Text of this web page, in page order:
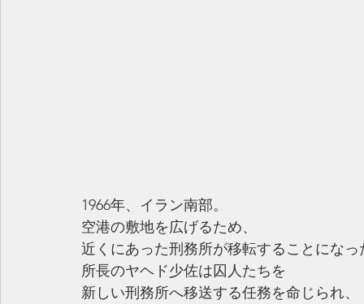
1966年、イラン南部。
空港の敷地を広げるため、
近くにあった刑務所が移転することになっ
所長のヤヘド少佐は囚人たちを
新しい刑務所へ移送する任務を命じられ、